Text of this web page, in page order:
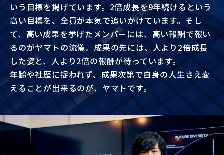
いう目標を掲げています。2倍成長を9年続けるという
高い目標を、全員が本気で追いかけています。そし
て、高い成果を挙げたメンバーには、高い報酬で報い
るのがヤマトの流儀。成果の先には、人より2倍成長
した姿と、人より2倍の報酬が待っています。
年齢や社歴に捉われず、成果次第で自身の人生さえ変
えることが出来るのが、ヤマトです。